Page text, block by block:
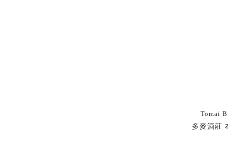
Tomai
多麥酒莊